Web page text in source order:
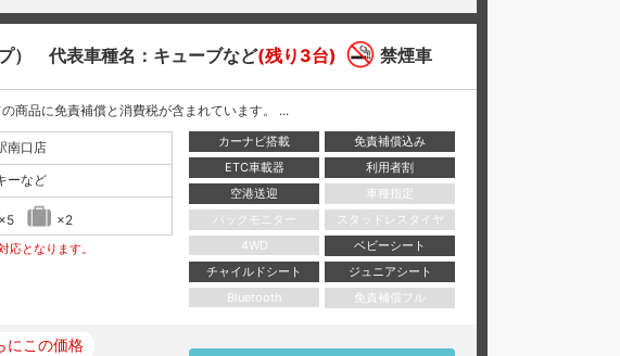
） 代表車種名：キューブなど(残り3台) 禁煙車
商品に免責補償と消費税が含まれています。 ...
南口店
ーなど
×5 ×2
応となります。
カーナビ搭載
免責補償込み
ETC車載器
利用者割
空港送迎
車種指定
バックモニター
スタッドレスタイヤ
4WD
ベビーシート
チャイルドシート
ジュニアシート
Bluetooth
免責補償フル
にこの価格